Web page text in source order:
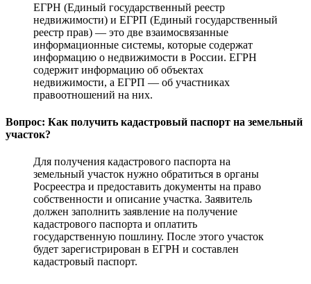
ЕГРН (Единый государственный реестр
недвижимости) и ЕГРП (Единый государственный
реестр прав) — это две взаимосвязанные
информационные системы, которые содержат
информацию о недвижимости в России. ЕГРН
содержит информацию об объектах
недвижимости, а ЕГРП — об участниках
правоотношений на них.
Вопрос: Как получить кадастровый паспорт на земельный
участок?
Для получения кадастрового паспорта на
земельный участок нужно обратиться в органы
Росреестра и предоставить документы на право
собственности и описание участка. Заявитель
должен заполнить заявление на получение
кадастрового паспорта и оплатить
государственную пошлину. После этого участок
будет зарегистрирован в ЕГРН и составлен
кадастровый паспорт.